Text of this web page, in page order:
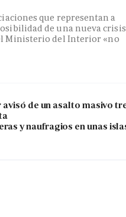
que representan a
de una nueva crisis
Ministerio del Interior «no
de un asalto masivo
y naufragios en unas